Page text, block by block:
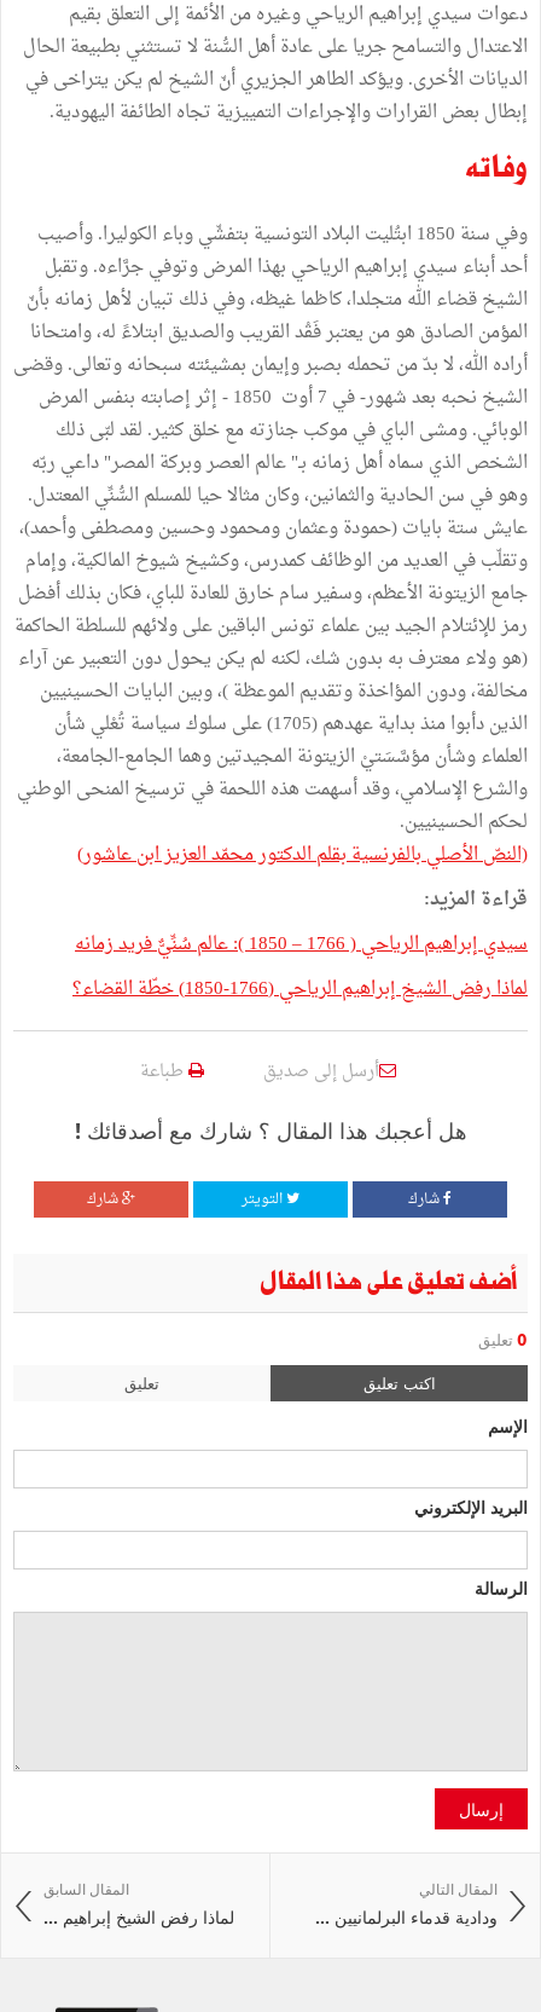
دعوات سيدي إبراهيم الرياحي وغيره من الأئمة إلى التعلق بقيم
الاعتدال والتسامح جريا على عادة أهل السُّنة لا تستثني بطبيعة الحال
الديانات الأخرى. ويؤكد الطاهر الجزيري أنّ الشيخ لم يكن يتراخى في
إبطال بعض القرارات والإجراءات التمييزية تجاه الطائفة اليهودية.
وفاته
وفي سنة 1850 ابتُليت البلاد التونسية بتفشّي وباء الكوليرا. وأصيب
أحد أبناء سيدي إبراهيم الرياحي بهذا المرض وتوفي جرَّاءه. وتقبل
الشيخ قضاء الله متجلدا، كاظما غيظه، وفي ذلك تبيان لأهل زمانه بأنّ
المؤمن الصادق هو من يعتبر فَقْد القريب والصديق ابتلاءً له، وامتحانا
أراده الله، لا بدّ من تحمله بصبر وإيمان بمشيئته سبحانه وتعالى. وقضى
الشيخ نحبه بعد شهور- في 7 أوت 1850 - إثر إصابته بنفس المرض
الوبائي. ومشى الباي في موكب جنازته مع خلق كثير. لقد لبّى ذلك
الشخص الذي سماه أهل زمانه بـ" عالم العصر وبركة المصر" داعي ربّه
وهو في سن الحادية والثمانين، وكان مثالا حيا للمسلم السُّنِّي المعتدل.
عايش ستة بايات (حمودة وعثمان ومحمود وحسين ومصطفى وأحمد)،
وتقلّب في العديد من الوظائف كمدرس، وكشيخ شيوخ المالكية، وإمام
جامع الزيتونة الأعظم، وسفير سام خارق للعادة للباي، فكان بذلك أفضل
رمز للإئتلام الجيد بين علماء تونس الباقين على ولائهم للسلطة الحاكمة
(هو ولاء معترف به بدون شك، لكنه لم يكن يحول دون التعبير عن آراء
مخالفة، ودون المؤاخذة وتقديم الموعظة )، وبين البايات الحسينيين
الذين دأبوا منذ بداية عهدهم (1705) على سلوك سياسة تُعْلي شأن
العلماء وشأن مؤسَّسَتيْ الزيتونة المجيدتين وهما الجامع-الجامعة،
والشرع الإسلامي، وقد أسهمت هذه اللحمة في ترسيخ المنحى الوطني
لحكم الحسينيين.
(النصّ الأصلي بالفرنسية بقلم الدكتور محمّد العزيز ابن عاشور)
قراءة المزيد:
سيدي إبراهيم الرياحي ( 1766 – 1850 ): عالم سُنِّيٌّ فريد زمانه
لماذا رفض الشيخ إبراهيم الرياحي (1766-1850) خطّة القضاء؟
أرسل إلى صديق طباعة
هل أعجبك هذا المقال ؟ شارك مع أصدقائك !
شارك التويتر شارك
أضف تعليق على هذا المقال
0 تعليق
اكتب تعليق تعليق
الإسم
البريد الإلكتروني
الرسالة
إرسال
المقال السابق
لماذا رفض الشيخ إبراهيم ...
المقال التالي
ودادية قدماء البرلمانيين ...